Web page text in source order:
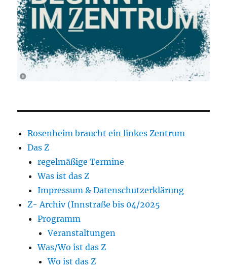
Rosenheim braucht ein linkes Zentrum
Das Z
regelmäßige Termine
Was ist das Z
Impressum & Datenschutzerklärung
Z- Archiv (Innstraße bis 04/2025
Programm
Veranstaltungen
Was/Wo ist das Z
Wo ist das Z